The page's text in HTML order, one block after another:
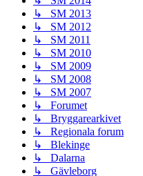
↳ SM 2013
↳ SM 2012
↳ SM 2011
↳ SM 2010
↳ SM 2009
↳ SM 2008
↳ SM 2007
↳ Forumet
↳ Bryggarearkivet
↳ Regionala forum
↳ Blekinge
↳ Dalarna
↳ Gävleborg